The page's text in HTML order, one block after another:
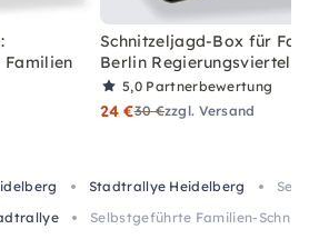
Schnitzeljagd-Box für
Berlin Regierungsviertel
5,0 Partnerbewertung
24 €30 €zzgl. Versand
Stadtrallye Heidelberg
Selbstgeführte Familien-